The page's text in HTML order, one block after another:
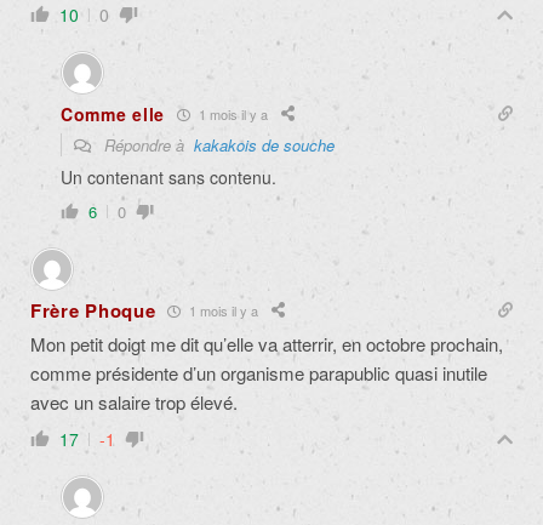
10 0
Comme elle 1 mois il y a
Répondre à kakakois de souche
Un contenant sans contenu.
6 0
Frère Phoque 1 mois il y a
Mon petit doigt me dit qu’elle va atterrir, en octobre prochain,
comme présidente d’un organisme parapublic quasi inutile
avec un salaire trop élevé.
17 -1